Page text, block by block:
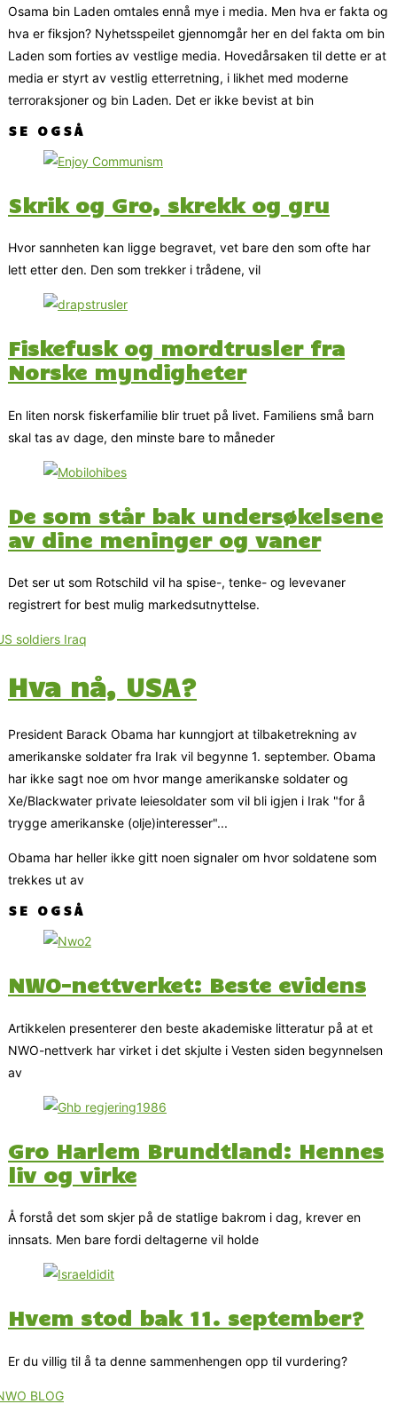
Osama bin Laden omtales ennå mye i media. Men hva er fakta og
hva er fiksjon? Nyhetsspeilet gjennomgår her en del fakta om bin
Laden som forties av vestlige media. Hovedårsaken til dette er at
media er styrt av vestlig etterretning, i likhet med moderne
terroraksjoner og bin Laden. Det er ikke bevist at bin
SE OGSÅ
Skrik og Gro, skrekk og gru
Hvor sannheten kan ligge begravet, vet bare den som ofte har
lett etter den. Den som trekker i trådene, vil
Fiskefusk og mordtrusler fra
Norske myndigheter
En liten norsk fiskerfamilie blir truet på livet. Familiens små barn
skal tas av dage, den minste bare to måneder
De som står bak undersøkelsene
av dine meninger og vaner
Det ser ut som Rotschild vil ha spise-, tenke- og levevaner
registrert for best mulig markedsutnyttelse.
Hva nå, USA?
President Barack Obama har kunngjort at tilbaketrekning av
amerikanske soldater fra Irak vil begynne 1. september. Obama
har ikke sagt noe om hvor mange amerikanske soldater og
Xe/Blackwater private leiesoldater som vil bli igjen i Irak "for å
trygge amerikanske (olje)interesser"...
Obama har heller ikke gitt noen signaler om hvor soldatene som
trekkes ut av
SE OGSÅ
NWO-nettverket: Beste evidens
Artikkelen presenterer den beste akademiske litteratur på at et
NWO-nettverk har virket i det skjulte i Vesten siden begynnelsen
av
Gro Harlem Brundtland: Hennes
liv og virke
Å forstå det som skjer på de statlige bakrom i dag, krever en
innsats. Men bare fordi deltagerne vil holde
Hvem stod bak 11. september?
Er du villig til å ta denne sammenhengen opp til vurdering?